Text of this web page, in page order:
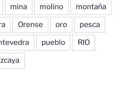
mina molino montaña
Orense oro pesca
pueblo RIO